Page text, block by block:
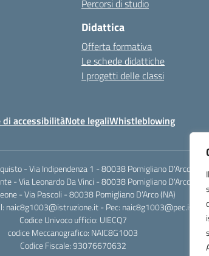
Percorsi di studio
Didattica
Offerta formativa
Le schede didattiche
I progetti delle classi
di accessibilitàNote legaliWhistleblowing
- Via Indipendenza 1 - 80038 Pomigliano D'Arco (NA)
- Via Leonardo Da Vinci - 80038 Pomigliano D'Arco (NA)
- Via Pascoli - 80038 Pomigliano D'Arco (NA)
naic8g1003@istruzione.it - Pec:
Codice Univoco ufficio: UIECQ7
codice Meccanografico: NAIC8G1003
Codice Fiscale: 93076670632